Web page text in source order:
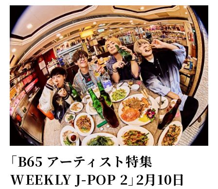
「B65 アーティスト特集
WEEKLY J-POP 2」2月10日